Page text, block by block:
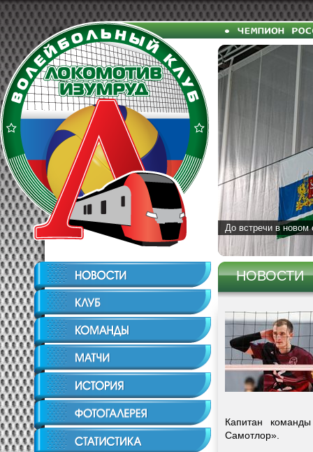
До встречи в новом
НОВОСТИ
Капитан
Самотлор».